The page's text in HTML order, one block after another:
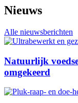
Nieuws
Alle nieuwsberichten
Natuurlijk
omgekeerd